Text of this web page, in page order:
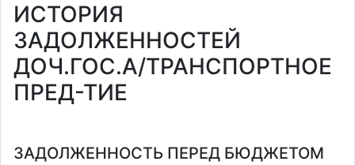
ИСТОРИЯ
ЗАДОЛЖЕННОСТЕЙ
ДОЧ.ГОС.А/ТРАНСПОРТНОЕ
ПРЕД-ТИЕ
ЗАДОЛЖЕННОСТЬ ПЕРЕД БЮДЖЕТОМ